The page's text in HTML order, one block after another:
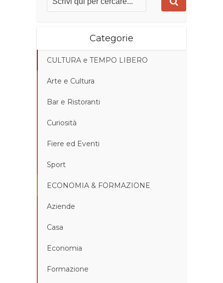
Categorie
CULTURA e TEMPO LIBERO
Arte e Cultura
Bar e Ristoranti
Curiosità
Fiere ed Eventi
Sport
ECONOMIA & FORMAZIONE
Aziende
Casa
Economia
Formazione